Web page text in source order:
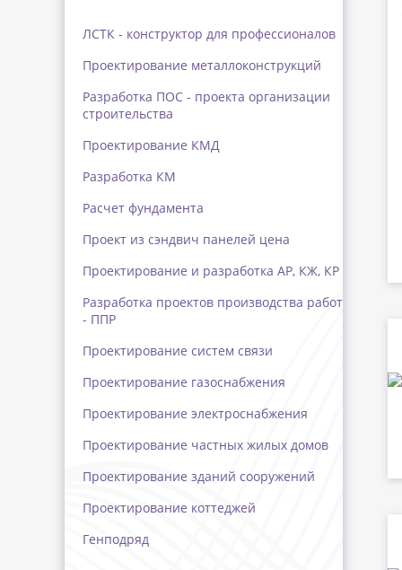
ЛСТК - конструктор для профессионалов
Проектирование металлоконструкций
Разработка ПОС - проекта организации
строительства
Проектирование КМД
Разработка КМ
Расчет фундамента
Проект из сэндвич панелей цена
Проектирование и разработка АР, КЖ, КР
Разработка проектов производства работ
- ППР
Проектирование систем связи
Проектирование газоснабжения
Проектирование электроснабжения
Проектирование частных жилых домов
Проектирование зданий сооружений
Проектирование коттеджей
Генподряд